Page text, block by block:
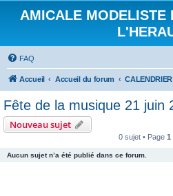
AMICALE MODELISTE
FAQ
Accueil Accueil du forum
Fête de la musique 21 juin
Nouveau sujet
0 sujet • Page 1
Aucun sujet n’a été publié dans ce forum.